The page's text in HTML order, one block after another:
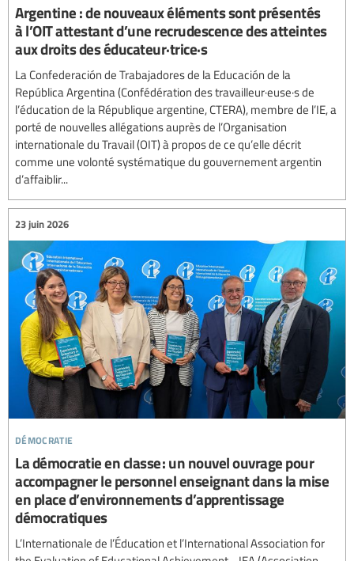
Argentine : de nouveaux éléments sont présentés
à l’OIT attestant d’une recrudescence des atteintes
aux droits des éducateur·trice·s
La Confederación de Trabajadores de la Educación de la
República Argentina (Confédération des travailleur·euse·s de
l’éducation de la République argentine, CTERA), membre de l’IE, a
porté de nouvelles allégations auprès de l’Organisation
internationale du Travail (OIT) à propos de ce qu’elle décrit
comme une volonté systématique du gouvernement argentin
d’affaiblir...
démocratie
23 juin 2026
La démocratie en classe : un nouvel ouvrage pour
accompagner le personnel enseignant dans la mise
en place d’environnements d’apprentissage
démocratiques
L’Internationale de l’Éducation et l’International Association for